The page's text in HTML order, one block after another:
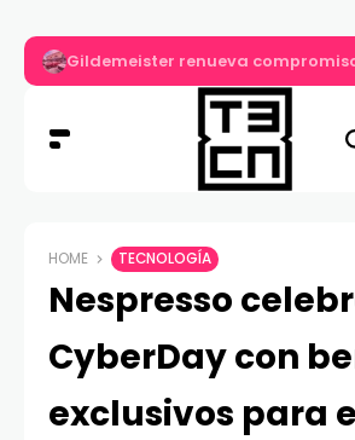
Gildemeister renueva
HOME TECNOLOGÍA
Nespresso
CyberDay con
exclusivos para